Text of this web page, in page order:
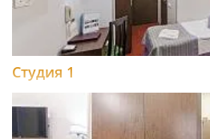
Студия 1